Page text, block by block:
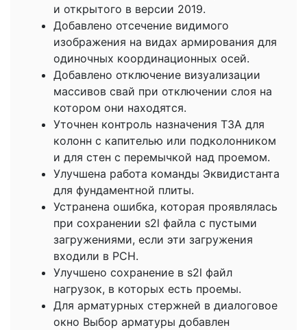
и открытого в версии 2019.
Добавлено отсечение видимого
изображения на видах армирования для
одиночных координационных осей.
Добавлено отключение визуализации
массивов свай при отключении слоя на
котором они находятся.
Уточнен контроль назначения ТЗА для
колонн с капителью или подколонником
и для стен с перемычкой над проемом.
Улучшена работа команды Эквидистанта
для фундаментной плиты.
Устранена ошибка, которая проявлялась
при сохранении s2l файла с пустыми
загружениями, если эти загружения
входили в РСН.
Улучшено сохранение в s2l файл
нагрузок, в которых есть проемы.
Для арматурных стержней в диалоговое
окно Выбор арматуры добавлен